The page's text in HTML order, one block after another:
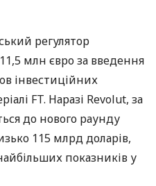
регулятор
млн євро за введення
інвестиційних
FT. Наразі Revolut, за
до нового раунду
115 млрд доларів,
показників у